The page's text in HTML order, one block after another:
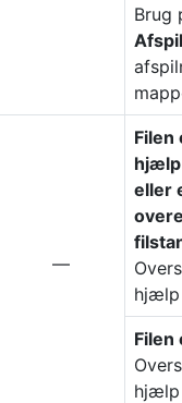
Brug
—
hjælp
eller
hjælp
Filen
hjælp